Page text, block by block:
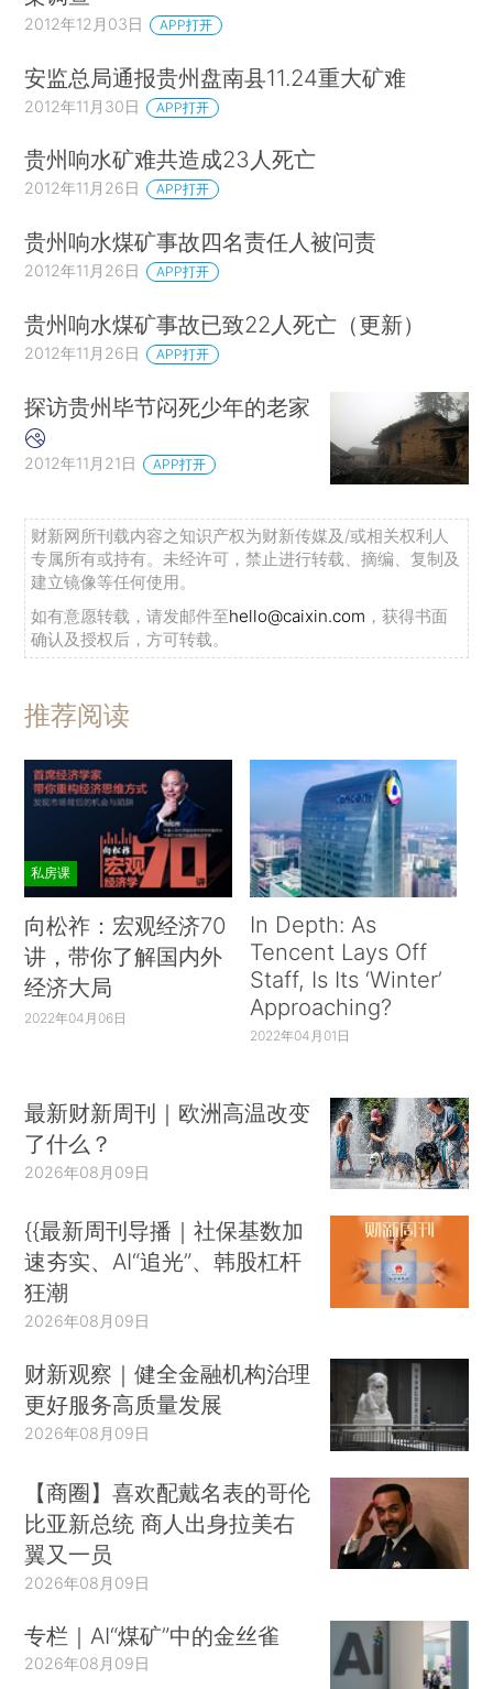
2012年12月03日 APP打开
安监总局通报贵州盘南县11.24重大矿难
2012年11月30日 APP打开
贵州响水矿难共造成23人死亡
2012年11月26日 APP打开
贵州响水煤矿事故四名责任人被问责
2012年11月26日 APP打开
贵州响水煤矿事故已致22人死亡（更新）
2012年11月26日 APP打开
探访贵州毕节闷死少年的老家
2012年11月21日 APP打开
财新网所刊载内容之知识产权为财新传媒及/或相关权利人
专属所有或持有。未经许可，禁止进行转载、摘编、复制及
建立镜像等任何使用。
如有意愿转载，请发邮件至hello@caixin.com ，获得书面
确认及授权后，方可转载。
推荐阅读
私房课
向松祚：宏观经济70
讲，带你了解国内外
经济大局
2022年04月06日
In Depth: As
Tencent Lays Off
Staff, Is Its ‘Winter’
Approaching?
2022年04月01日
最新财新周刊｜欧洲高温改变
了什么？
2026年08月09日
{{最新周刊导播｜社保基数加
速夯实、AI“追光”、韩股杠杆
狂潮
2026年08月09日
财新观察｜健全金融机构治理
更好服务高质量发展
2026年08月09日
【商圈】喜欢配戴名表的哥伦
比亚新总统 商人出身拉美右
翼又一员
2026年08月09日
专栏｜AI“煤矿”中的金丝雀
2026年08月09日